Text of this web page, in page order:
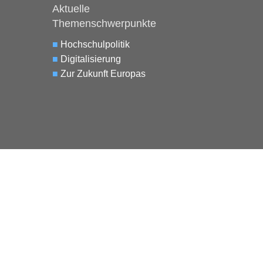
Aktuelle
Themenschwerpunkte
■ Hochschulpolitik
■ Digitalisierung
■ Zur Zukunft Europas